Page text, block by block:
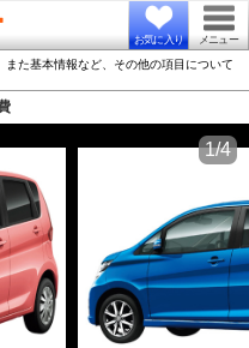
お気に入り メニュー
た基本情報など、その他の項目について
1/4